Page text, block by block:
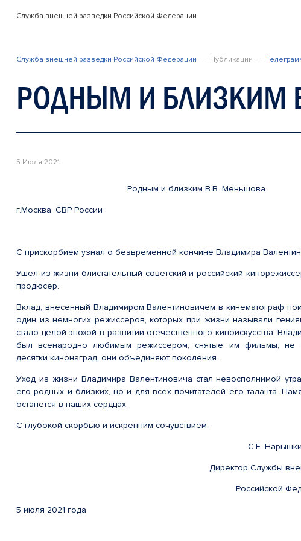
Служба внешней разведки Российской Федерации
Служба внешней разведки Российской Федерации Публикации
РОДНЫМ И БЛИЗКИМ
5 Июля 2021
Родным и близким В.В. Меньшова.
г.Москва, СВР России С.Е.
С прискорбием узнал о безвременной кончине Владимира
Ушел из жизни блистательный советский и российский
продюсер.
Вклад, внесенный Владимиром Валентиновичем в кинематограф
один из немногих режиссеров, которых при жизни называли
стало целой эпохой в развитии отечественного киноискусства.
был всенародно любимым режиссером, снятые им фильмы, не
десятки кинонаград, они объединяют поколения.
Уход из жизни Владимира Валентиновича стал невосполнимой
его родных и близких, но и для всех почитателей его таланта.
останется в наших сердцах.
С глубокой скорбью и искренним сочувствием,
С.Е.
Директор Службы внешней
Российской
5 июля 2021 года